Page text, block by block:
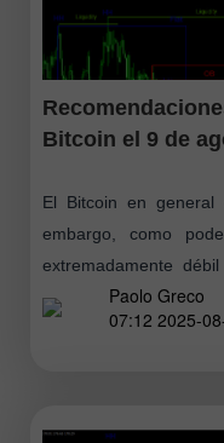
Bitcoin el 9 de
El Bitcoin en general
embargo, como
extremadamente
siendo comprado por
Paolo Greco
07:12 2025-